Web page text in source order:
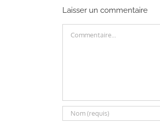
Laisser un commentaire